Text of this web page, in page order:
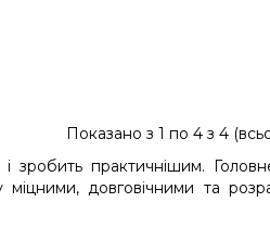
Показано з 1 по 4 з 4
зробить практичнішим.
довговічними та